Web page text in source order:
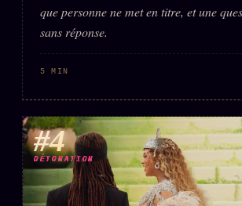
que personne ne met en titre, et une
sans réponse.
5 MIN
#4
DÉTONATION